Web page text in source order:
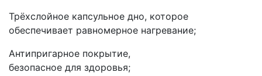
Трёхслойное капсульное дно, которое
обеспечивает равномерное нагревание;
Антипригарное покрытие,
безопасное для здоровья;